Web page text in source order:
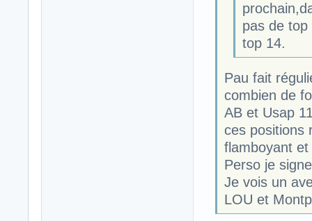
pas de
top 14.
Pau fait
combien de
AB et Usap
ces positions
flamboyant
Perso je
Je vois un
LOU et